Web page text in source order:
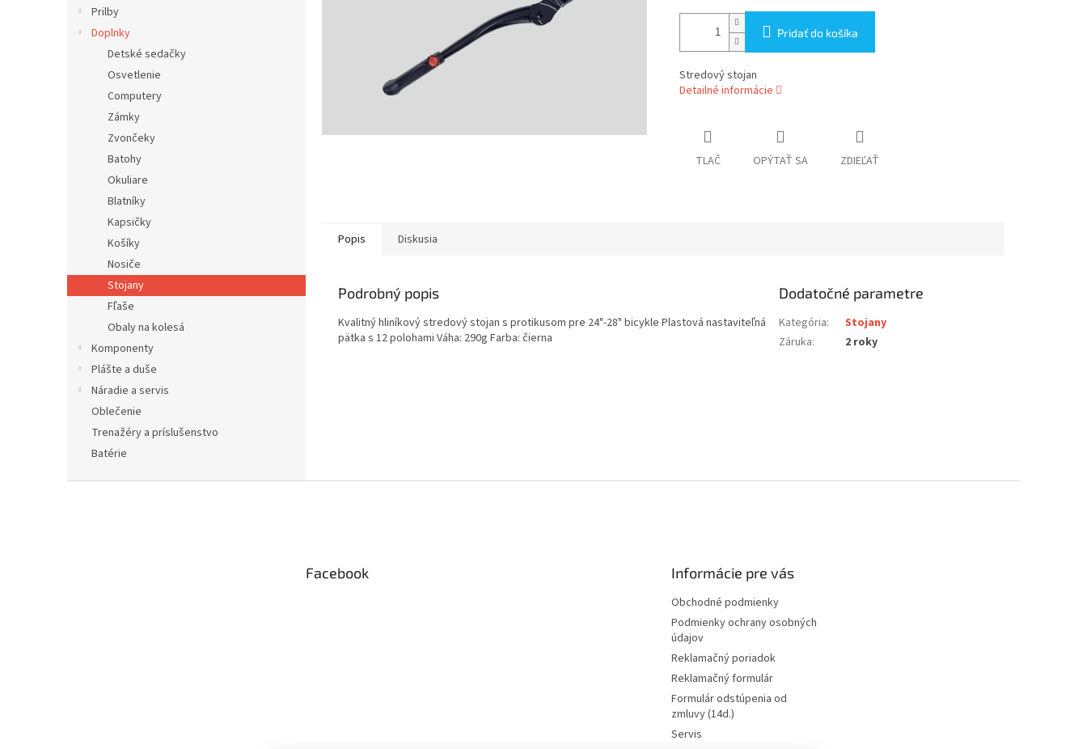
Prilby
Doplnky
Detské sedačky
Osvetlenie
Computery
Zámky
Zvončeky
Batohy
Okuliare
Blatníky
Kapsičky
Košíky
Nosiče
Stojany
Fľaše
Obaly na kolesá
Komponenty
Plášte a duše
Náradie a servis
Oblečenie
Trenažéry a príslušenstvo
Batérie
Pridať do košíka
Stredový stojan
Detailné informácie
TLAČ OPÝTAŤ SA ZDIEĽAŤ
Popis Diskusia
Podrobný popis
Kvalitný hliníkový stredový stojan s protikusom pre 24"-28" bicykle Plastová nastaviteľná
pätka s 12 polohami Váha: 290g Farba: čierna
Dodatočné parametre
Kategória:
Stojany
Záruka: 2 roky
Facebook Informácie pre vás
Obchodné podmienky
Podmienky ochrany osobných
údajov
Reklamačný poriadok
Reklamačný formulár
Formulár odstúpenia od
zmluvy (14d.)
Servis